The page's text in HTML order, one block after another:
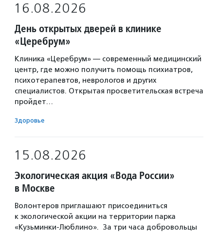
16.08.2026
День открытых дверей в клинике
«Церебрум»
Клиника «Церебрум» — современный медицинский
центр, где можно получить помощь психиатров,
психотерапевтов, неврологов и других
специалистов. Открытая просветительская встреча
пройдет…
Здоровье
15.08.2026
Экологическая акция «Вода России»
в Москве
Волонтеров приглашают присоединиться
к экологической акции на территории парка
«Кузьминки-Люблино». За три часа добровольцы